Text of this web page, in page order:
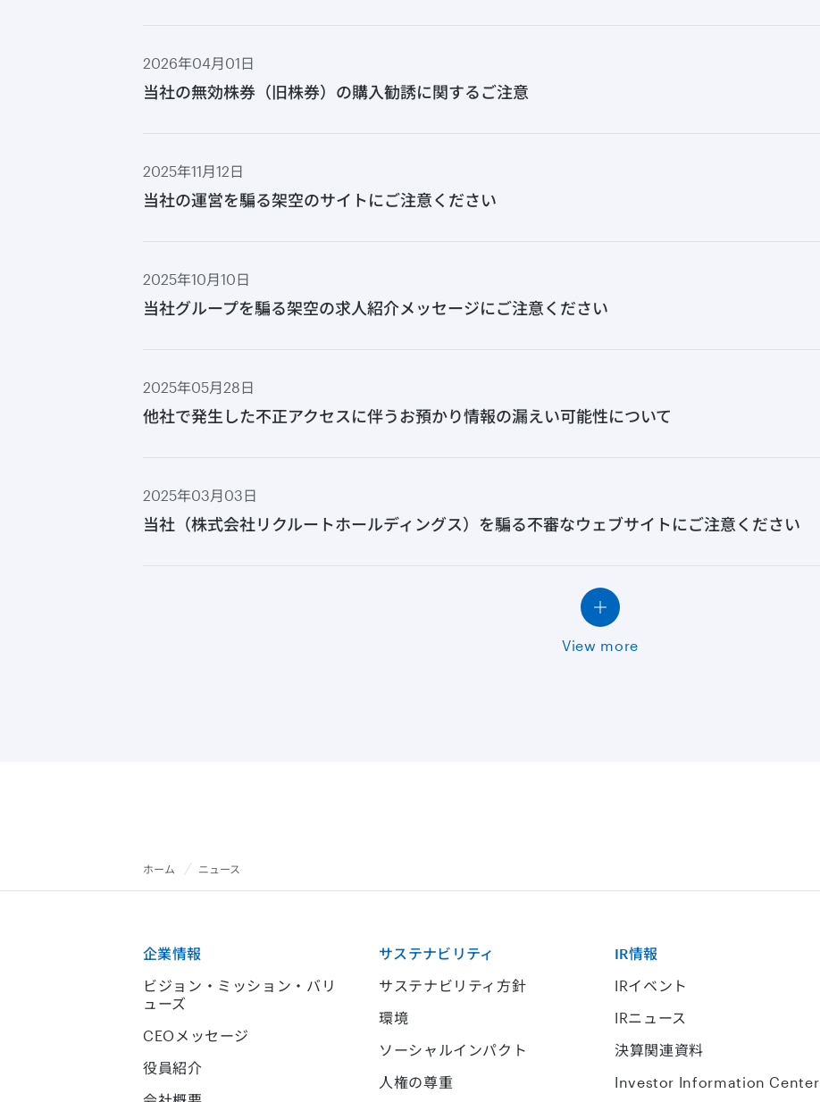
2026年04月01日
当社の無効株券（旧株券）の購入勧誘に関するご注意
2025年11月12日
当社の運営を騙る架空のサイトにご注意ください
2025年10月10日
当社グループを騙る架空の求人紹介メッセージにご注意ください
2025年05月28日
他社で発生した不正アクセスに伴うお預かり情報の漏えい可能性について
2025年03月03日
当社（株式会社リクルートホールディングス）を騙る不審なウェブサイトにご注意ください
View more
ホーム ニュース
企業情報
ビジョン・ミッション・バリ
ューズ
CEOメッセージ
役員紹介
サステナビリティ
サステナビリティ方針
環境
ソーシャルインパクト
人権の尊重
IR情報
IRイベント
IRニュース
決算関連資料
Investor Information Center